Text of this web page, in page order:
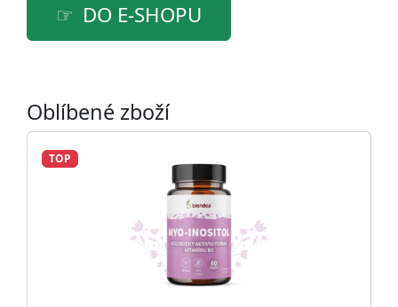
DO E-SHOPU
Oblíbené zboží
TOP